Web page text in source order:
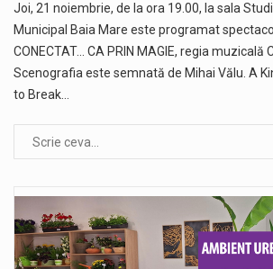
Joi, 21 noiembrie, de la ora 19.00, la sala
Municipal Baia Mare este programat
CONECTAT... CA PRIN MAGIE, regia muzicală
Scenografia este semnată de Mihai Vălu. A
to Break…